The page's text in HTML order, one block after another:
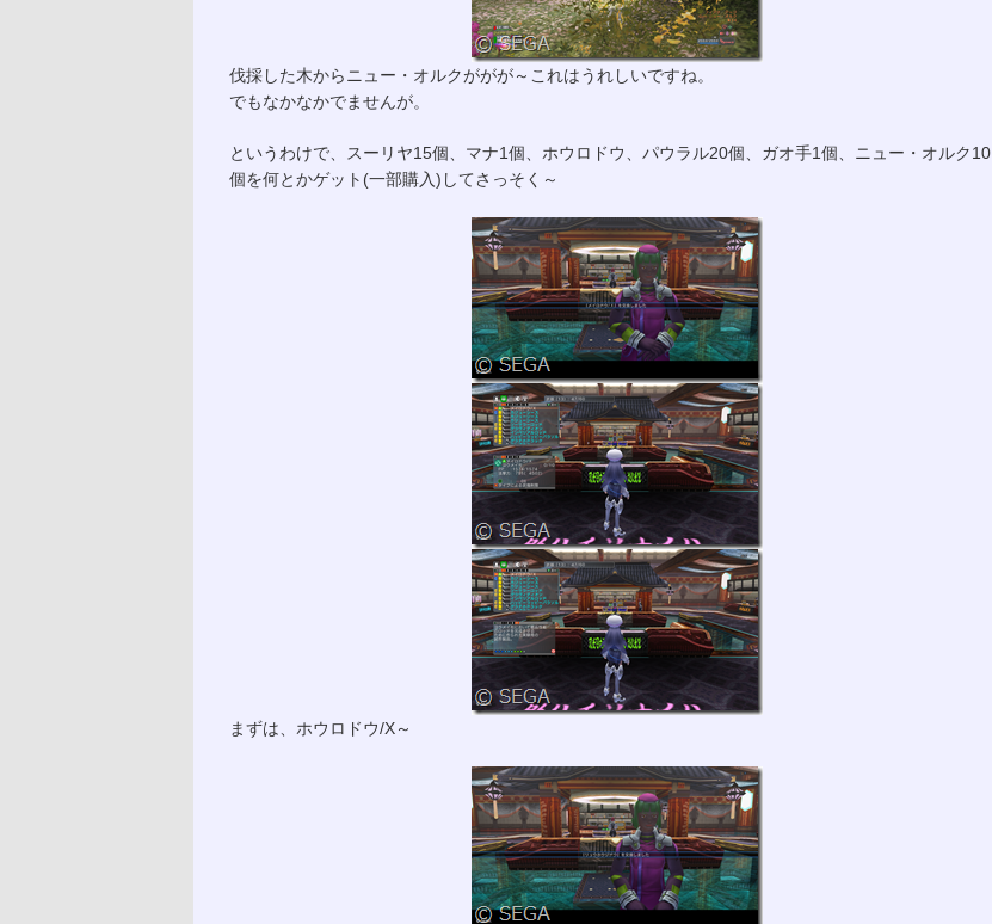
伐採した木からニュー・オルクががが～これはうれしいですね。
でもなかなかでませんが。
というわけで、スーリヤ15個、マナ1個、ホウロドウ、パウラル20個、ガオ手1個、ニュー・オルク10
個を何とかゲット(一部購入)してさっそく～
まずは、ホウロドウ/X～